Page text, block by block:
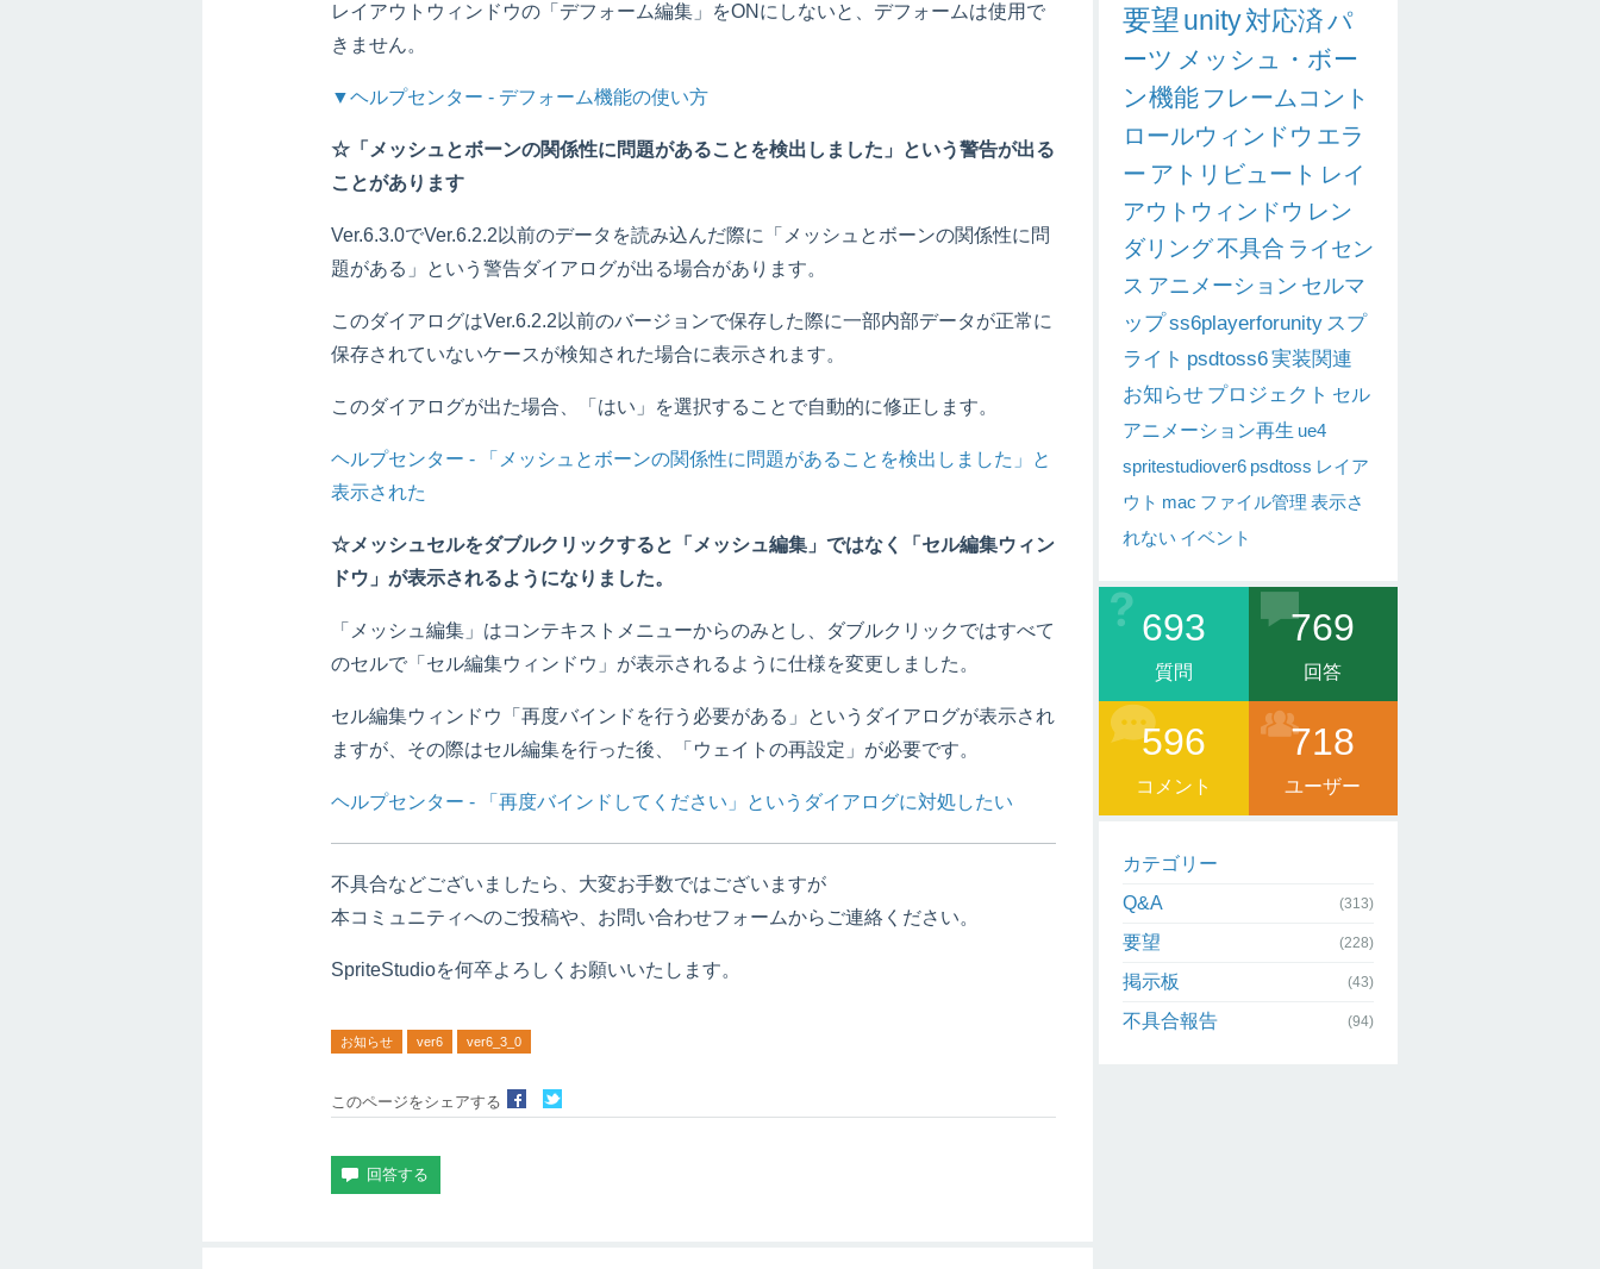
レイアウトウィンドウの「デフォーム編集」をONにしないと、デフォームは使用で
きません。
▼ヘルプセンター - デフォーム機能の使い方
☆「メッシュとボーンの関係性に問題があることを検出しました」という警告が出る
ことがあります
Ver.6.3.0でVer.6.2.2以前のデータを読み込んだ際に「メッシュとボーンの関係性に問
題がある」という警告ダイアログが出る場合があります。
このダイアログはVer.6.2.2以前のバージョンで保存した際に一部内部データが正常に
保存されていないケースが検知された場合に表示されます。
このダイアログが出た場合、「はい」を選択することで自動的に修正します。
ヘルプセンター - 「メッシュとボーンの関係性に問題があることを検出しました」と
表示された
☆メッシュセルをダブルクリックすると「メッシュ編集」ではなく「セル編集ウィン
ドウ」が表示されるようになりました。
「メッシュ編集」はコンテキストメニューからのみとし、ダブルクリックではすべて
のセルで「セル編集ウィンドウ」が表示されるように仕様を変更しました。
セル編集ウィンドウ「再度バインドを行う必要がある」というダイアログが表示され
ますが、その際はセル編集を行った後、「ウェイトの再設定」が必要です。
ヘルプセンター - 「再度バインドしてください」というダイアログに対処したい
不具合などございましたら、大変お手数ではございますが
本コミュニティへのご投稿や、お問い合わせフォームからご連絡ください。
SpriteStudioを何卒よろしくお願いいたします。
お知らせ ver6 ver6_3_0
このページをシェアする
要望 unity対応済パ
ーツ メッシュ・ボー
ン機能 フレームコント
ロールウィンドウ エラ
ー アトリビュート レイ
アウトウィンドウ レン
ダリング不具合 ライセン
ス アニメーション セルマ
ップss6playerforunity スプ
ライト psdtoss6実装関連
お知らせ プロジェクト セル
アニメーション再生 ue4
spritestudiover6 psdtoss レイア
ウト mac ファイル管理 表示さ
れない イベント
693
質問
769
回答
596
コメント
718
ユーザー
カテゴリー
Q&A
(313)
要望 (228)
掲示板 (43)
不具合報告 (94)